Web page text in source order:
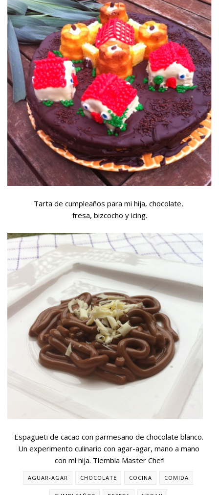
Tarta de cumpleaños para mi hija, chocolate,
fresa, bizcocho y icing.
Espagueti de cacao con parmesano de chocolate blanco.
Un experimento culinario con agar-agar, mano a mano
con mi hija. Tiembla Master Chef!
AGUAR-AGAR CHOCOLATE COCINA COMIDA